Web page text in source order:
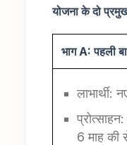
योजना के दो
भागA:पहली
लाभार्थी:
6 माह की